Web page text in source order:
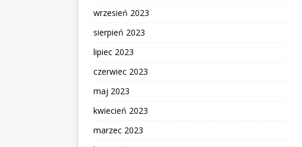
wrzesień 2023
sierpień 2023
lipiec 2023
czerwiec 2023
maj 2023
kwiecień 2023
marzec 2023